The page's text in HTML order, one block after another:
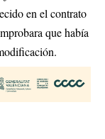
en el contrato
que había